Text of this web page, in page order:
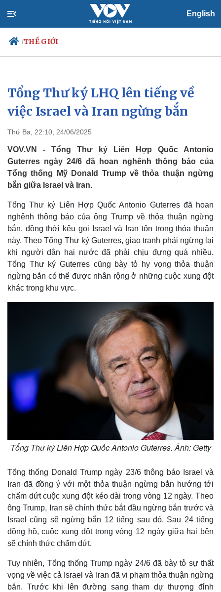
English
/THẾ GIỚI
Chính trị
Đảng
Tổ chức nhân sự
Nhận diện sự thật
Xã hội
Tin 24h
Dự báo thời tiết
Việc làm
Biển đảo
Tổng Thư ký LHQ lên tiếng về
việc Israel và Iran ngừng bắn
Thứ Ba, 22:10, 24/06/2025
VOV.VN - Tổng Thư ký Liên Hợp Quốc Antonio
Guterres ngày 24/6 đã hoan nghênh thông báo của
Tổng thống Mỹ Donald Trump về thỏa thuận ngừng
bắn giữa Israel và Iran.
Tổng Thư ký Liên Hợp Quốc Antonio Guterres đã hoan
nghênh thông báo của ông Trump về thỏa thuận ngừng
bắn, đồng thời kêu gọi Israel và Iran tôn trọng thỏa thuận
này. Theo Tổng Thư ký Guterres, giao tranh phải ngừng lại
khi người dân hai nước đã phải chịu đựng quá nhiều.
Tổng Thư ký Guterres cũng bày tỏ hy vọng thỏa thuận
ngừng bắn có thể được nhân rộng ở những cuộc xung đột
khác trong khu vực.
Tổng Thư ký Liên Hợp Quốc Antonio Guterres. Ảnh: Getty
Tổng thống Donald Trump ngày 23/6 thông báo Israel và
Iran đã đồng ý với một thỏa thuận ngừng bắn hướng tới
chấm dứt cuộc xung đột kéo dài trong vòng 12 ngày. Theo
ông Trump, Iran sẽ chính thức bắt đầu ngừng bắn trước và
Israel cũng sẽ ngừng bắn 12 tiếng sau đó. Sau 24 tiếng
đồng hồ, cuộc xung đột trong vòng 12 ngày giữa hai bên
sẽ chính thức chấm dứt.
Tuy nhiên, Tổng thống Trump ngày 24/6 đã bày tỏ sự thất
vọng về việc cả Israel và Iran đã vi phạm thỏa thuận ngừng
bắn. Trước khi lên đường sang tham dự thượng đỉnh